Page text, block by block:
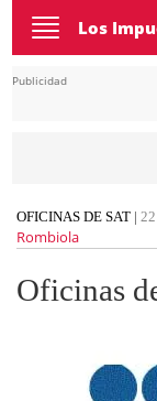
Toggle
navigation
Los
Publicidad
OFICINAS DE SAT |
Rombiola
Oficinas